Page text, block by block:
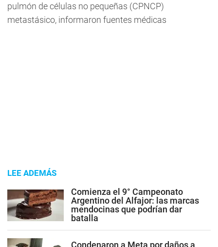
pulmón de células no pequeñas (CPNCP)
metastásico, informaron fuentes médicas
LEE ADEMÁS
Comienza el 9° Campeonato
Argentino del Alfajor: las marcas
mendocinas que podrían dar
batalla
Condenaron a Meta por daños a